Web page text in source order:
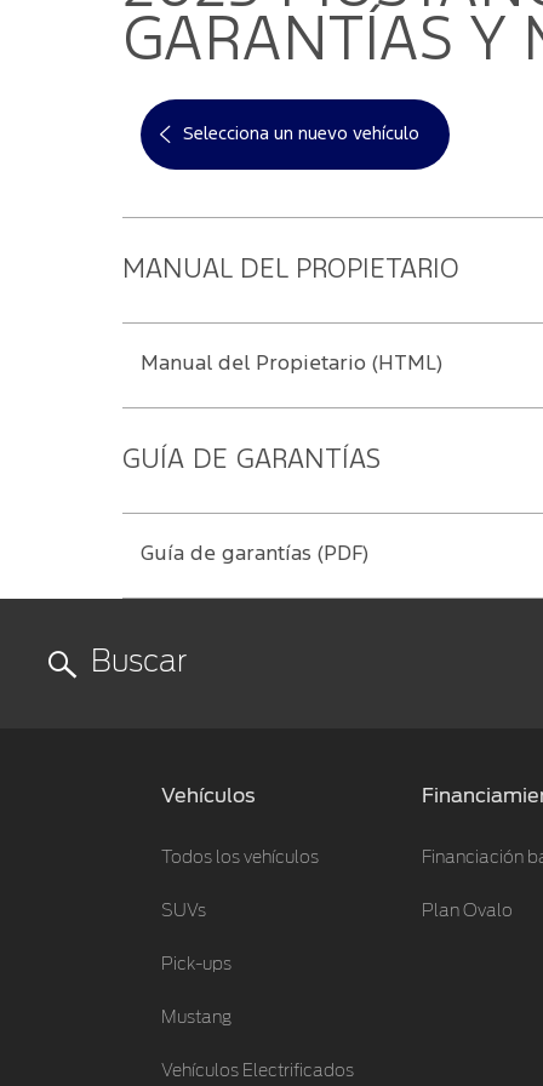
App Ford
Ford
Contactanos
GARANTÍAS Y
Selecciona un nuevo vehículo
MANUAL DEL PROPIETARIO
Manual del Propietario (HTML)
GUÍA DE GARANTÍAS
Guía de garantías (PDF)
Vehículos
Todos los vehículos
SUVs
Pick-ups
Mustang
Vehículos Electrificados
Financiación
Plan Ovalo